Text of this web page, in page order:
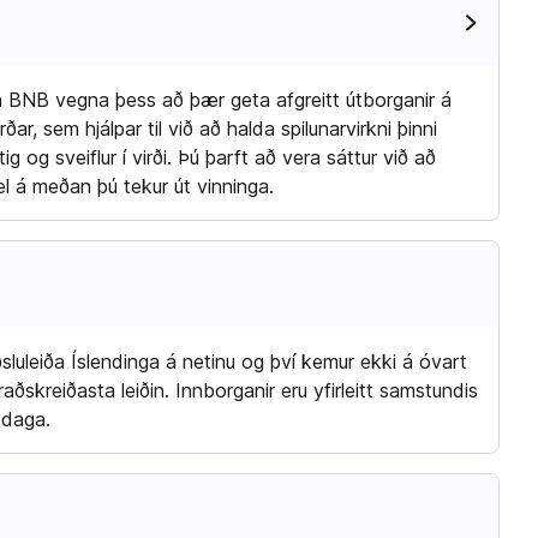
BNB vegna þess að þær geta afgreitt útborganir á
sem hjálpar til við að halda spilunarvirkni þinni
og sveiflur í virði. Þú þarft að vera sáttur við að
meðan þú tekur út vinninga.
Íslendinga á netinu og því kemur ekki á óvart
leiðin. Innborganir eru yfirleitt samstundis